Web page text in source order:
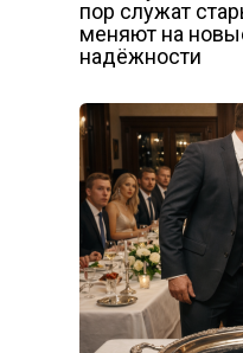
пор служат
меняют на
надёжности